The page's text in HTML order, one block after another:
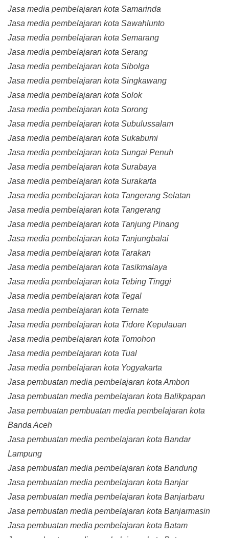
Jasa media pembelajaran kota Samarinda
Jasa media pembelajaran kota Sawahlunto
Jasa media pembelajaran kota Semarang
Jasa media pembelajaran kota Serang
Jasa media pembelajaran kota Sibolga
Jasa media pembelajaran kota Singkawang
Jasa media pembelajaran kota Solok
Jasa media pembelajaran kota Sorong
Jasa media pembelajaran kota Subulussalam
Jasa media pembelajaran kota Sukabumi
Jasa media pembelajaran kota Sungai Penuh
Jasa media pembelajaran kota Surabaya
Jasa media pembelajaran kota Surakarta
Jasa media pembelajaran kota Tangerang Selatan
Jasa media pembelajaran kota Tangerang
Jasa media pembelajaran kota Tanjung Pinang
Jasa media pembelajaran kota Tanjungbalai
Jasa media pembelajaran kota Tarakan
Jasa media pembelajaran kota Tasikmalaya
Jasa media pembelajaran kota Tebing Tinggi
Jasa media pembelajaran kota Tegal
Jasa media pembelajaran kota Ternate
Jasa media pembelajaran kota Tidore Kepulauan
Jasa media pembelajaran kota Tomohon
Jasa media pembelajaran kota Tual
Jasa media pembelajaran kota Yogyakarta
Jasa pembuatan media pembelajaran kota Ambon
Jasa pembuatan media pembelajaran kota Balikpapan
Jasa pembuatan pembuatan media pembelajaran kota
Banda Aceh
Jasa pembuatan media pembelajaran kota Bandar
Lampung
Jasa pembuatan media pembelajaran kota Bandung
Jasa pembuatan media pembelajaran kota Banjar
Jasa pembuatan media pembelajaran kota Banjarbaru
Jasa pembuatan media pembelajaran kota Banjarmasin
Jasa pembuatan media pembelajaran kota Batam